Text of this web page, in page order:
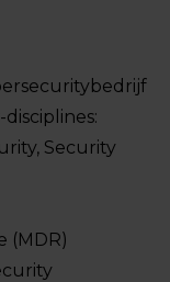
Security
(MDR)